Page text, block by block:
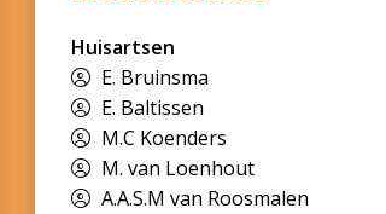
Huisartsen
E. Bruinsma
E. Baltissen
M.C Koenders
M. van Loenhout
A.A.S.M van Roosmalen